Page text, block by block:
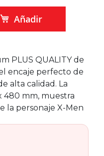
Añadir
PLUS QUALITY de
encaje perfecto de
alta calidad. La
480 mm, muestra
la personaje X-Men